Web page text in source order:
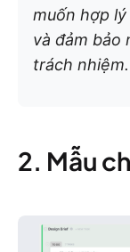
muốn hợp
và đảm bảo
trách nhiệm.
2. Mẫu